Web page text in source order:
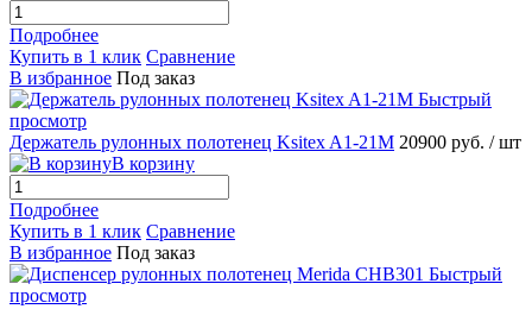
Подробнее
Купить в 1 клик Сравнение
В избранное Под заказ
Быстрый
просмотр
Держатель рулонных полотенец Ksitex A1-21M 20900 руб. / шт
В корзину
Подробнее
Купить в 1 клик Сравнение
В избранное Под заказ
Быстрый
просмотр